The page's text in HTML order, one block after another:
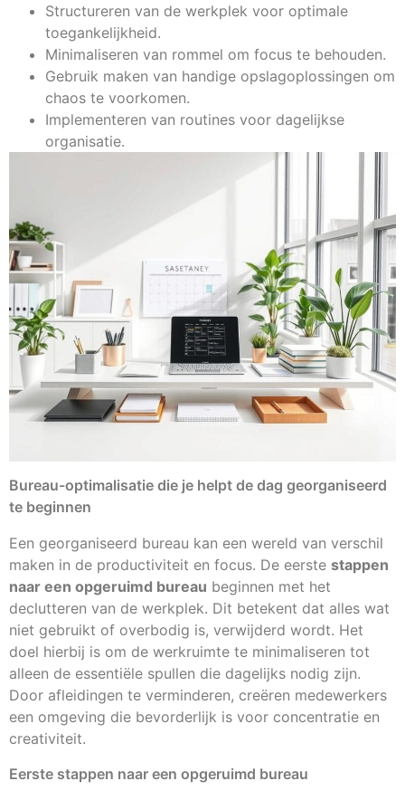
Structureren van de werkplek voor optimale
toegankelijkheid.
Minimaliseren van rommel om focus te behouden.
Gebruik maken van handige opslagoplossingen om
chaos te voorkomen.
Implementeren van routines voor dagelijkse
organisatie.
Bureau-optimalisatie die je helpt de dag georganiseerd
te beginnen
Een georganiseerd bureau kan een wereld van verschil
maken in de productiviteit en focus. De eerste stappen
naar een opgeruimd bureau beginnen met het
declutteren van de werkplek. Dit betekent dat alles wat
niet gebruikt of overbodig is, verwijderd wordt. Het
doel hierbij is om de werkruimte te minimaliseren tot
alleen de essentiële spullen die dagelijks nodig zijn.
Door afleidingen te verminderen, creëren medewerkers
een omgeving die bevorderlijk is voor concentratie en
creativiteit.
Eerste stappen naar een opgeruimd bureau